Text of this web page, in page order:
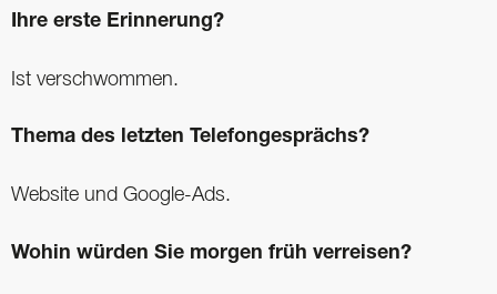
Ihre erste Erinnerung?
Ist verschwommen.
Thema des letzten Telefongesprächs?
Website und Google-Ads.
Wohin würden Sie morgen früh verreisen?